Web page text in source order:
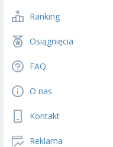
Ranking
Osiągnięcia
FAQ
O nas
Kontakt
Reklama